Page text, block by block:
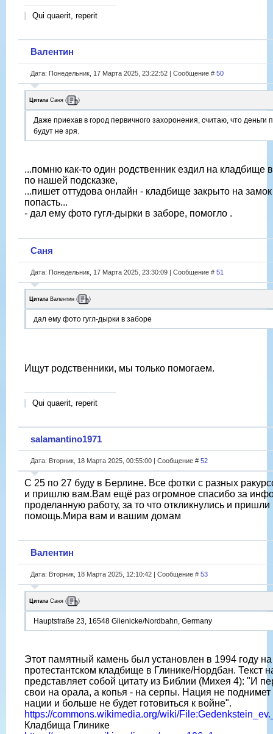
Qui quaerit, reperit
Валентин
Дата: Понедельник, 17 Марта 2025, 23:22:52 | Сообщение # 50
Цитата Саня ( )
Даже приехав в город первичного захоронения, считаю, что деньги
будут не зря.
...помню как-то один родственник ездил на
по нашей подсказке,
...пишет оттудова онлайн - кладбище закрыто на
попасть...
- дал ему фото гугл-дырки в заборе, помогло .
Саня
Дата: Понедельник, 17 Марта 2025, 23:30:09 | Сообщение # 51
Цитата Валентин ( )
дал ему фото гугл-дырки в заборе
Ищут родственники, мы только помогаем.
Qui quaerit, reperit
salamantino1971
Дата: Вторник, 18 Марта 2025, 00:55:00 | Сообщение # 52
С 25 по 27 буду в Берлине. Все фотки с разных
и пришлю вам.Вам ещё раз огромное спасибо за
проделанную работу, за то что откликнулись и пришли
помощь.Мира вам и вашим домам
Валентин
Дата: Вторник, 18 Марта 2025, 12:10:42 | Сообщение # 53
Цитата Саня ( )
Hauptstraße 23, 16548 Glienicke/Nordbahn, Germany
Этот памятный камень был установлен в 1994 году на
протестантском кладбище в Глинике/Нордбан. Текст
представляет собой цитату из Библии (Михея 4): "И
свои на орала, а копья - на серпы. Нация не поднимет
нации и больше не будет готовиться к войне".
https://commons.wikimedia.org/wiki/
Кладбища Глинике